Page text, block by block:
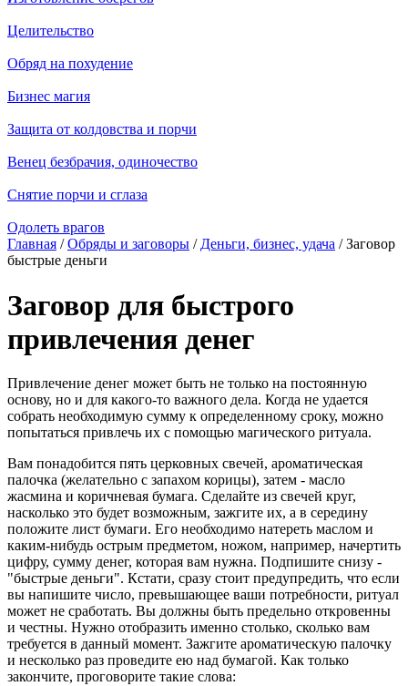
Целительство
Обряд на похудение
Бизнес магия
Защита от колдовства и порчи
Венец безбрачия, одиночество
Снятие порчи и сглаза
Одолеть врагов
Главная /Обряды и заговоры /Деньги, бизнес, удача / Заговор
быстрые деньги
Заговор для быстрого
привлечения денег
Привлечение денег может быть не только на постоянную
основу, но и для какого-то важного дела. Когда не удается
собрать необходимую сумму к определенному сроку, можно
попытаться привлечь их с помощью магического ритуала.
Вам понадобится пять церковных свечей, ароматическая
палочка (желательно с запахом корицы), затем - масло
жасмина и коричневая бумага. Сделайте из свечей круг,
насколько это будет возможным, зажгите их, а в середину
положите лист бумаги. Его необходимо натереть маслом и
каким-нибудь острым предметом, ножом, например, начертить
цифру, сумму денег, которая вам нужна. Подпишите снизу -
"быстрые деньги". Кстати, сразу стоит предупредить, что если
вы напишите число, превышающее ваши потребности, ритуал
может не сработать. Вы должны быть предельно откровенны
и честны. Нужно отобразить именно столько, сколько вам
требуется в данный момент. Зажгите ароматическую палочку
и несколько раз проведите ею над бумагой. Как только
закончите, проговорите такие слова: